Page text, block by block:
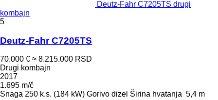
Deutz-Fahr C7205TS drugi
kombajn
5
Deutz-Fahr C7205TS
70.000 € ≈ 8.215.000 RSD
Drugi kombajn
2017
1.695 m/č
Snaga 250 k.s. (184 kW) Gorivo dizel Širina hvatanja 5,4 m